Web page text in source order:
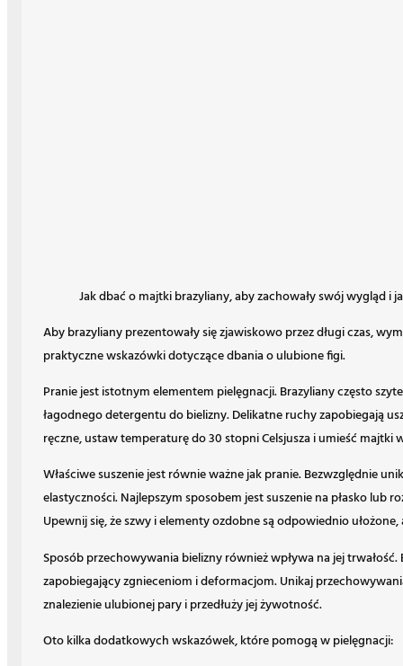
Jak dbać o majtki brazyliany, aby zachowały swój wygląd i
Aby brazyliany prezentowały się zjawiskowo przez długi czas,
praktyczne wskazówki dotyczące dbania o ulubione figi.
Pranie jest istotnym elementem pielęgnacji. Brazyliany często
łagodnego detergentu do bielizny. Delikatne ruchy zapobiegają
ręczne, ustaw temperaturę do 30 stopni Celsjusza i umieść
Właściwe suszenie jest równie ważne jak pranie. Bezwzględnie
elastyczności. Najlepszym sposobem jest suszenie na płasko
Upewnij się, że szwy i elementy ozdobne są odpowiednio
Sposób przechowywania bielizny również wpływa na jej
zapobiegający zgnieceniom i deformacjom. Unikaj
znalezienie ulubionej pary i przedłuży jej żywotność.
Oto kilka dodatkowych wskazówek, które pomogą w pielęgnacji: